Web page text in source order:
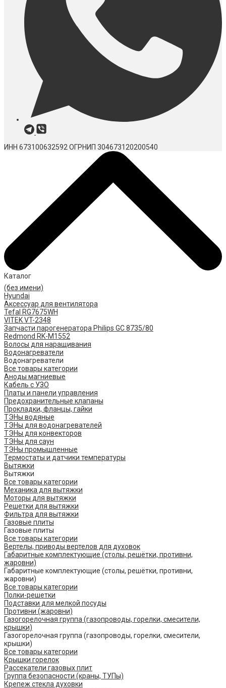
ИНН 673100632592 ОГРНИП 304673120200540
Каталог
(без имени)
Hyundai
Аксессуар для вентилятора
Tefal RG7675WH
VITEK VT-2348
Запчасти парогенератора Philips GC 8735/80
Redmond RK-M1552
Волосы для наращивания
Водонагреватели
Водонагреватели
Все товары категории
Аноды магниевые
Кабель с УЗО
Платы и панели управления
Предохранительные клапаны
Прокладки, фланцы, гайки
ТЭНы водяные
ТЭНы для водонагревателей
ТЭНы для конвекторов
ТЭНы для саун
ТЭНы промышленные
Термостаты и датчики температуры
Вытяжки
Вытяжки
Все товары категории
Механика для вытяжки
Моторы для вытяжки
Решетки для вытяжки
Фильтра для вытяжки
Газовые плиты
Газовые плиты
Все товары категории
Вертелы, приводы вертелов для духовок
Габаритные комплектующие (столы, решётки, противни,
жаровни)
Габаритные комплектующие (столы, решётки, противни,
жаровни)
Все товары категории
Полки-решетки
Подставки для мелкой посуды
Противни (жаровни)
Газогорелочная группа (газопроводы, горелки, смесители,
крышки)
Газогорелочная группа (газопроводы, горелки, смесители,
крышки)
Все товары категории
Крышки горелок
Рассекатели газовых плит
Группа безопасности (краны, ТУПы)
Крепеж стекла духовки